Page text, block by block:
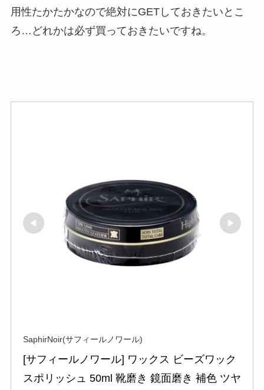
用性たかたかなので絶対にGETしておきたいとこ
ろ…どれかは必ず買っておきたいですね。
SaphirNoir(サフィールノワール)
[サフィールノワール] ワックス ビーズワック
スポリッシュ 50ml 靴磨き 鏡面磨き 補色 ツヤ